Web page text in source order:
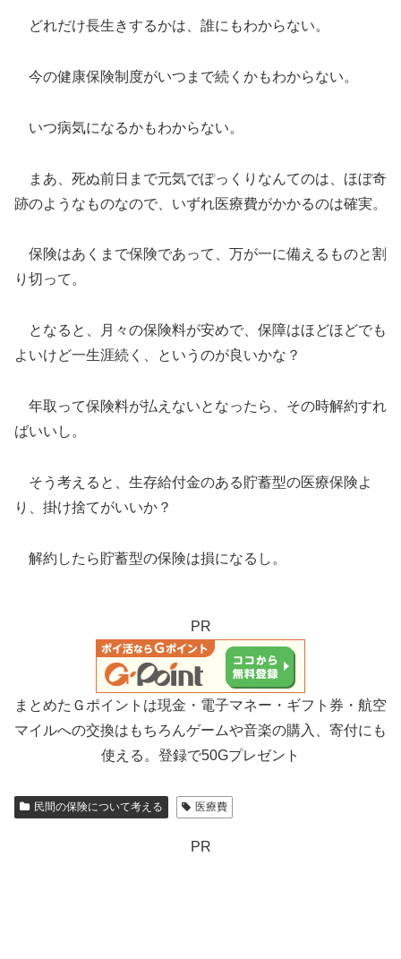
どれだけ長生きするかは、誰にもわからない。
今の健康保険制度がいつまで続くかもわからない。
いつ病気になるかもわからない。
まあ、死ぬ前日まで元気でぽっくりなんてのは、ほぼ奇
跡のようなものなので、いずれ医療費がかかるのは確実。
保険はあくまで保険であって、万が一に備えるものと割
り切って。
となると、月々の保険料が安めで、保障はほどほどでも
よいけど一生涯続く、というのが良いかな？
年取って保険料が払えないとなったら、その時解約すれ
ばいいし。
そう考えると、生存給付金のある貯蓄型の医療保険よ
り、掛け捨てがいいか？
解約したら貯蓄型の保険は損になるし。
PR
まとめたＧポイントは現金・電子マネー・ギフト券・航空
マイルへの交換はもちろんゲームや音楽の購入、寄付にも
使える。登録で50Gプレゼント
民間の保険について考える 医療費
PR